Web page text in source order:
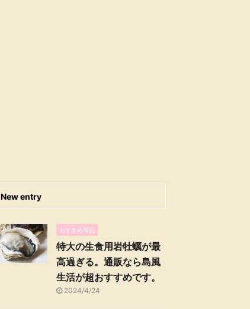
New entry
おすすめ商品
特大の生食用岩牡蠣が最
高過ぎる。通販なら島風
生活が超おすすめです。
2024/4/24